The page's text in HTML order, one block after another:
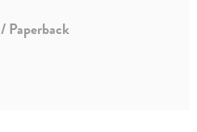
Paperback